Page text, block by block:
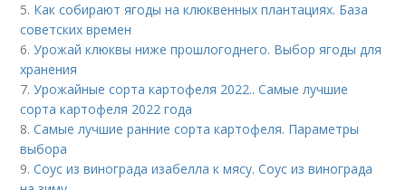
5. Как собирают ягоды на клюквенных плантациях. База
советских времен
6.Урожай клюквы ниже прошлогоднего. Выбор ягоды для
хранения
7.Урожайные сорта картофеля 2022.. Самые лучшие
сорта картофеля 2022 года
8.Самые лучшие ранние сорта картофеля. Параметры
выбора
9.Соус из винограда изабелла к мясу. Соус из винограда